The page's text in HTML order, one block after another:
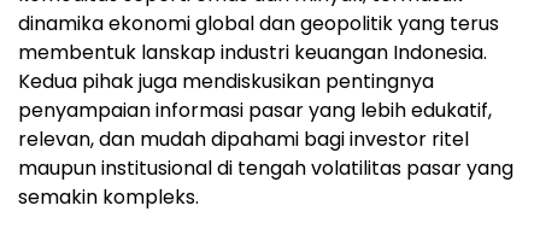
dinamika ekonomi global dan geopolitik yang terus
membentuk lanskap industri keuangan Indonesia.
Kedua pihak juga mendiskusikan pentingnya
penyampaian informasi pasar yang lebih edukatif,
relevan, dan mudah dipahami bagi investor ritel
maupun institusional di tengah volatilitas pasar yang
semakin kompleks.